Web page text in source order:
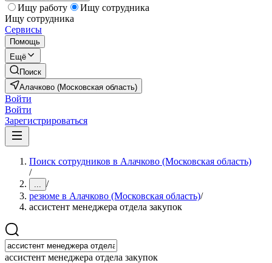
Ищу работу
Ищу сотрудника
Ищу сотрудника
Сервисы
Помощь
Ещё
Поиск
Алачково (Московская область)
Войти
Войти
Зарегистрироваться
Поиск сотрудников в Алачково (Московская область)
/
... /
резюме в Алачково (Московская область)/
ассистент менеджера отдела закупок
ассистент менеджера отдела закупок